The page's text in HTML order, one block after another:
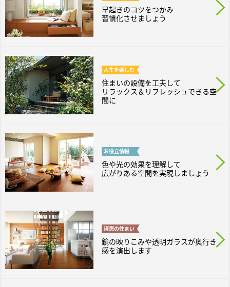
早起きのコツをつかみ
習慣化させましょう
人生を楽しむ
住まいの設備を工夫して
リラックス＆リフレッシュできる空
間に
お役立情報
色や光の効果を理解して
広がりある空間を実現しましょう
理想の住まい
鏡の映りこみや透明ガラスが奥行き
感を演出します